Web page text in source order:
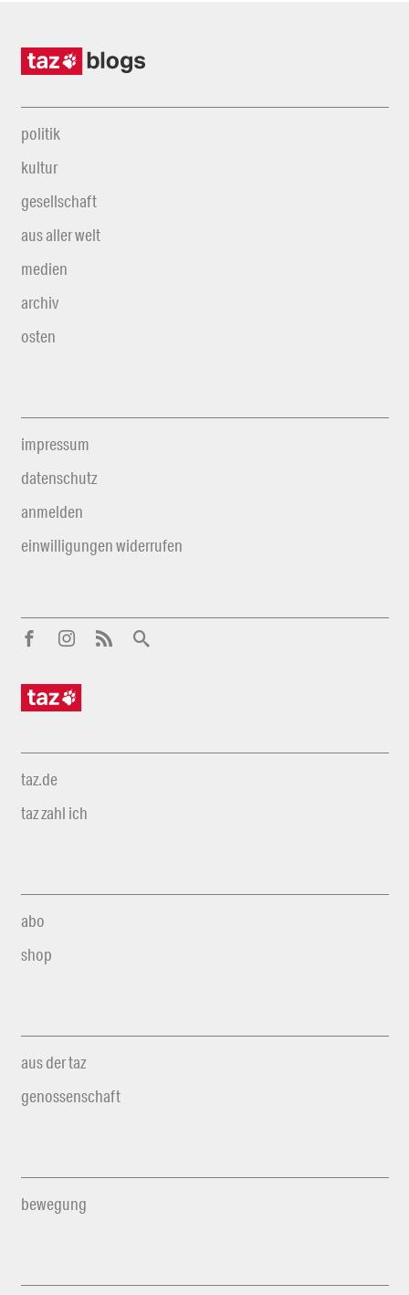
politik
kultur
gesellschaft
aus aller welt
medien
archiv
osten
impressum
datenschutz
anmelden
einwilligungen widerrufen
taz.de
taz zahl ich
abo
shop
aus der taz
genossenschaft
bewegung